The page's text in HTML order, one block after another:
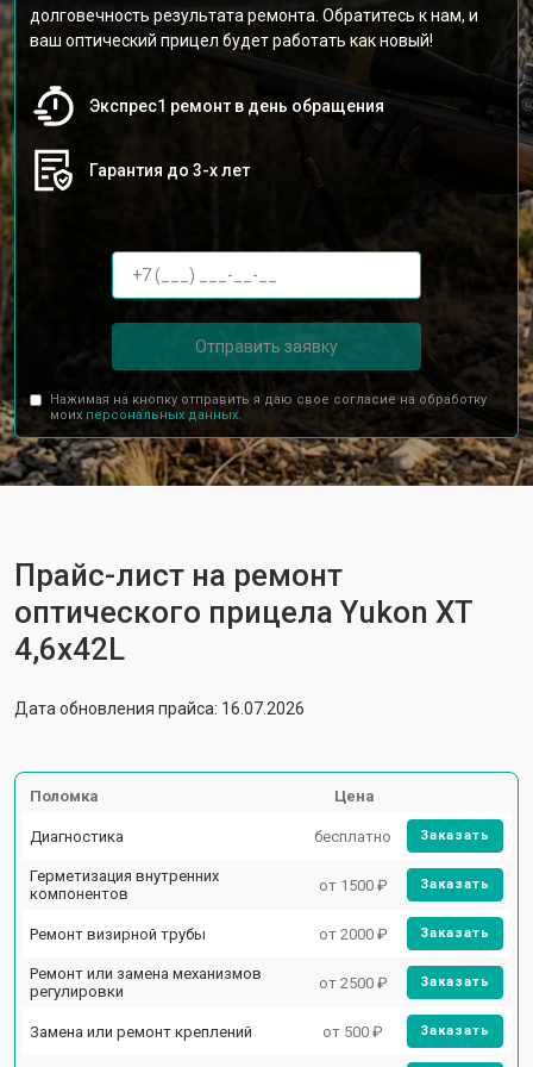
долговечность результата ремонта. Обратитесь к нам, и
ваш оптический прицел будет работать как новый!
Экспрес1 ремонт в день обращения
Гарантия до 3-х лет
Отправить заявку
Нажимая на кнопку отправить я даю свое согласие на обработку
моих персональных данных.
Прайс-лист на ремонт
оптического прицела Yukon XT
4,6x42L
Дата обновления прайса: 16.07.2026
Поломка Цена
Диагностика бесплатно Заказать
Герметизация внутренних
компонентов
от 1500 ₽ Заказать
Ремонт визирной трубы от 2000 ₽ Заказать
Ремонт или замена механизмов
регулировки
от 2500 ₽ Заказать
Замена или ремонт креплений от 500 ₽ Заказать